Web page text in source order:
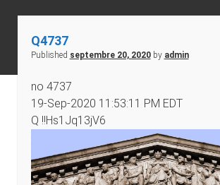
Q4737
Published septembre 20, 2020by admin
no 4737
19-Sep-2020 11:53:11 PM EDT
Q !!Hs1Jq13jV6